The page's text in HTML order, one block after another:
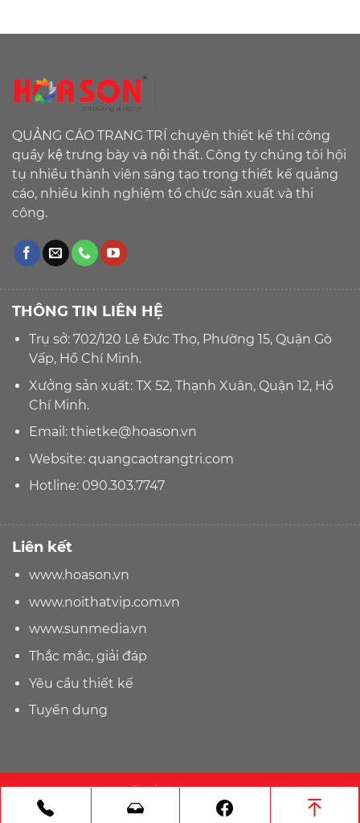
Gọi điện Nhắn tin Zalo Facebook
QUẢNG CÁO TRANG TRÍ chuyên thiết kế thi công
quầy kệ trưng bày và nội thất. Công ty chúng tôi hội
tụ nhiều thành viên sáng tạo trong thiết kế quảng
cáo, nhiều kinh nghiệm tổ chức sản xuất và thi
công.
THÔNG TIN LIÊN HỆ
Trụ sở: 702/120 Lê Đức Thọ, Phường 15, Quận Gò
Vấp, Hồ Chí Minh.
Xưởng sản xuất: TX 52, Thạnh Xuân, Quận 12, Hồ
Chí Minh.
Email: thietke@hoason.vn
Website:quangcaotrangtri.com
Hotline: 090.303.7747
Liên kết
www.hoason.vn
www.noithatvip.com.vn
www.sunmedia.vn
Thắc mắc, giải đáp
Yêu cầu thiết kế
Tuyển dụng
☎ Tel: 090.303.7747
Bản quyền 2026 © hoason.vn | Thiết kế web bởi Sun Media